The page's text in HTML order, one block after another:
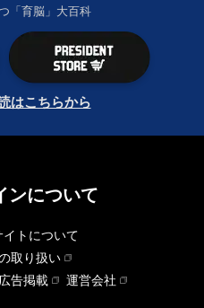
「育脳」大百科
はこちらから
ンについて
イトについて
取り扱い
広告掲載
運営会社